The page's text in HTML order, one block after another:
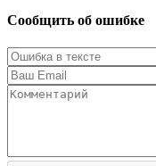
Сообщить об ошибке